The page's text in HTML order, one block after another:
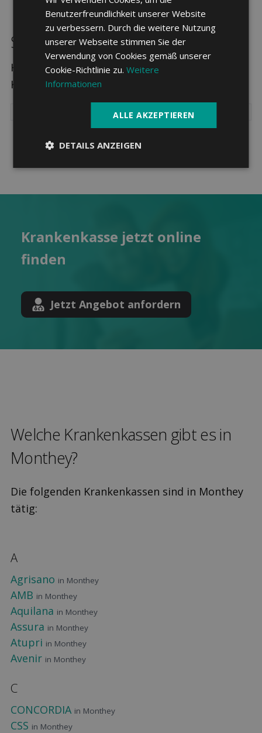
Sparpotenzial in Monthey
Hier sehen Sie die drei günstigsten
Krankenkassen in Monthey.
Kranken­kasse jetzt online
finden
Jetzt Angebot anfordern
Welche Kranken­kassen gibt es in
Monthey?
Die folgenden Krankenkassen sind in Monthey
tätig:
A
Agrisano in Monthey
AMB in Monthey
Aquilana in Monthey
Assura in Monthey
Atupri in Monthey
Avenir in Monthey
C
CONCORDIA in Monthey
CSS in Monthey
Benutzerfreundlichkeit unserer Website
zu verbessern. Durch die weitere Nutzung
unserer Webseite stimmen Sie der
Verwendung von Cookies gemäß unserer
Cookie-Richtlinie zu.Weitere
Informationen
ALLE AKZEPTIEREN
DETAILS ANZEIGEN